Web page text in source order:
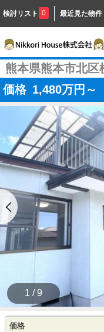
検討リスト 0 最近見た物件
熊本県熊本市北区
価格 1,480万円～
1 / 9
価格